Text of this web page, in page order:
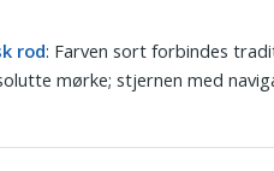
rod: Farven sort forbindes
mørke; stjernen med